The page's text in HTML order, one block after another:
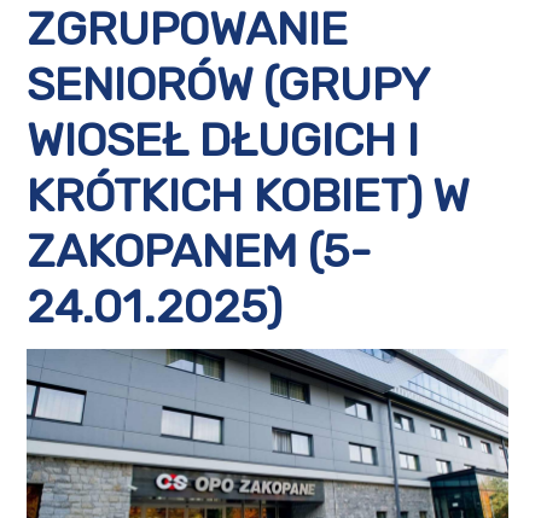
AKTUALNOŚCI
WIOŚLARSTWO
SZKOLENIE
OGŁOSZENIA
REGATY
MULTIMEDIA
MŁODE POLSKIE WIOSŁA
PO2
KONTAKT
ZGRUPOWANIE
SENIORÓW (GRUPY
WIOSEŁ DŁUGICH I
KRÓTKICH KOBIET) W
ZAKOPANEM (5-
24.01.2025)